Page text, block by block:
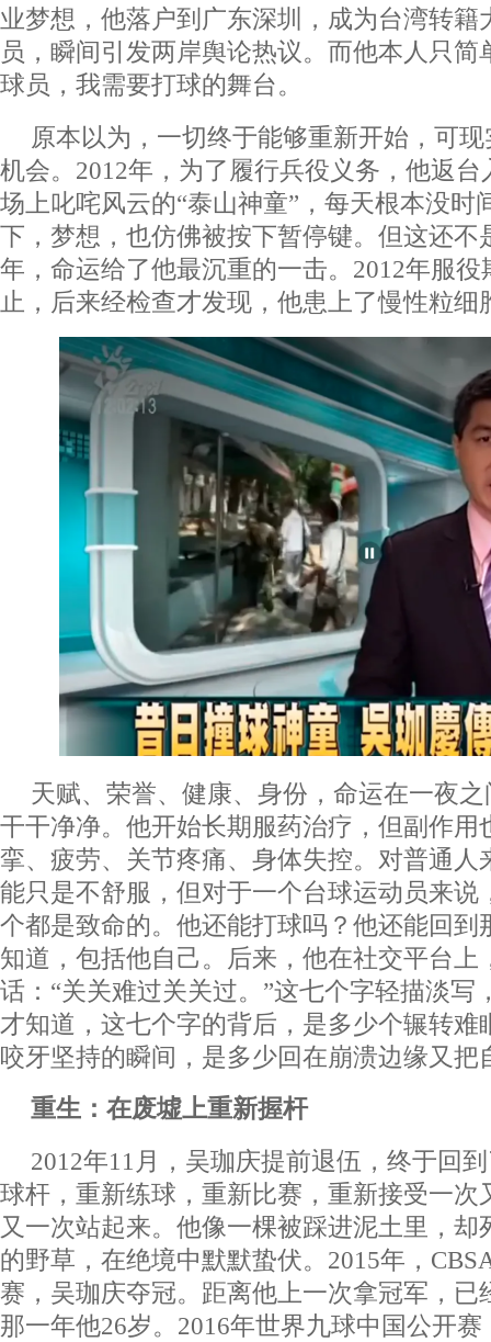
业梦想，他落户到广东深圳，成为台湾转籍
员，瞬间引发两岸舆论热议。而他本人只简
球员，我需要打球的舞台。
原本以为，一切终于能够重新开始，可
机会。2012年，为了履行兵役义务，他返
场上叱咤风云的“泰山神童”，每天根本没时
下，梦想，也仿佛被按下暂停键。但这还不
年，命运给了他最沉重的一击。2012年服
止，后来经检查才发现，他患上了慢性粒
天赋、荣誉、健康、身份，命运在一夜
干干净净。他开始长期服药治疗，但副作用
挛、疲劳、关节疼痛、身体失控。对普通人
能只是不舒服，但对于一个台球运动员来说
个都是致命的。他还能打球吗？他还能回到
知道，包括他自己。后来，他在社交平台上
话：“关关难过关关过。”这七个字轻描淡写
才知道，这七个字的背后，是多少个辗转难
咬牙坚持的瞬间，是多少回在崩溃边缘又把
重生：在废墟上重新握杆
2012年11月，吴珈庆提前退伍，终于回
球杆，重新练球，重新比赛，重新接受一次
又一次站起来。他像一棵被踩进泥土里，却
的野草，在绝境中默默蛰伏。2015年，
赛，吴珈庆夺冠。距离他上一次拿冠军，已
那一年他26岁。2016年世界九球中国公开